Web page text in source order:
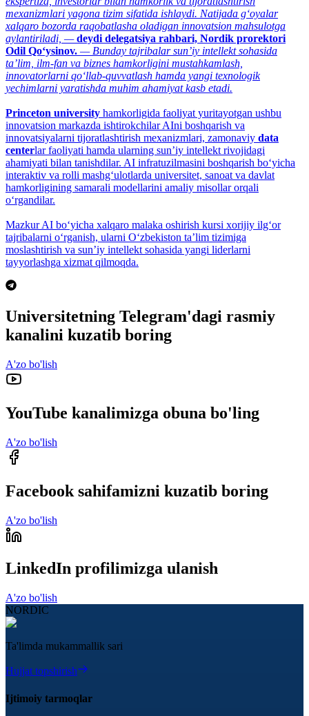
mexanizmlari yagona tizim sifatida ishlaydi. Natijada g‘oyalar
xalqaro bozorda raqobatlasha oladigan innovatsion mahsulotga
aylantiriladi, —deydi delegatsiya rahbari, Nordik prorektori
Odil Qo‘ysinov. — Bunday tajribalar sun’iy intellekt sohasida
ta’lim, ilm-fan va biznes hamkorligini mustahkamlash,
innovatorlarni qo‘llab-quvvatlash hamda yangi texnologik
yechimlarni yaratishda muhim ahamiyat kasb etadi.
Princeton university hamkorligida faoliyat yuritayotgan ushbu
innovatsion markazda ishtirokchilar AIni boshqarish va
innovatsiyalarni tijoratlashtirish mexanizmlari, zamonaviy data
centerlar faoliyati hamda ularning sun’iy intellekt rivojidagi
ahamiyati bilan tanishdilar. AI infratuzilmasini boshqarish bo‘yicha
interaktiv va rolli mashg‘ulotlarda universitet, sanoat va davlat
hamkorligining samarali modellarini amaliy misollar orqali
o‘rgandilar.
Mazkur AI bo‘yicha xalqaro malaka oshirish kursi xorijiy ilg‘or
tajribalarni o‘rganish, ularni O‘zbekiston ta’lim tizimiga
moslashtirish va sun’iy intellekt sohasida yangi liderlarni
tayyorlashga xizmat qilmoqda.
Universitetning Telegram'dagi rasmiy
kanalini kuzatib boring
A'zo bo'lish
YouTube kanalimizga obuna bo'ling
A'zo bo'lish
Facebook sahifamizni kuzatib boring
A'zo bo'lish
LinkedIn profilimizga ulanish
A'zo bo'lish
NORDIC
Ta'limda mukammallik sari
Hujjat topshirish
Ijtimoiy tarmoqlar